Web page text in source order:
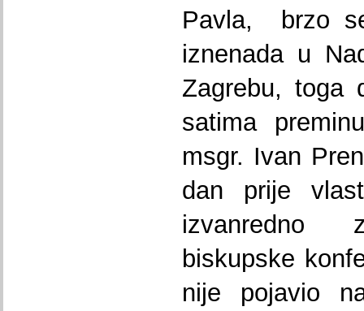
Pavla, brzo
iznenada u
Zagrebu, toga
satima
msgr. Ivan
dan prije
izvanredno
biskupske
nije pojavio